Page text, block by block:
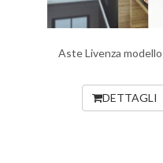
Aste Livenza
DETTAGLI